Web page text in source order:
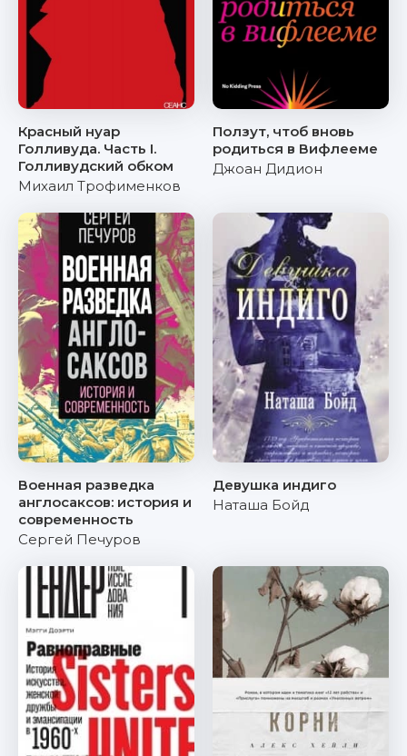
Красный нуар
Голливуда. Часть I.
Голливудский обком
Михаил Трофименков
Ползут, чтоб вновь
родиться в Вифлееме
Джоан Дидион
Военная разведка
англосаксов: история и
современность
Сергей Печуров
Девушка индиго
Наташа Бойд